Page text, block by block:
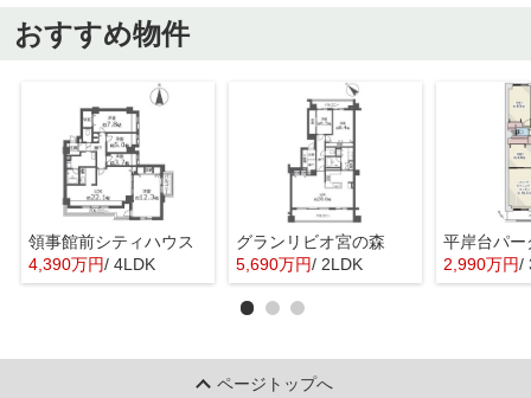
おすすめ物件
領事館前シティハウス
4,390万円/ 4LDK
グランリビオ宮の森
5,690万円/ 2LDK 2,990万円/
ページトップへ